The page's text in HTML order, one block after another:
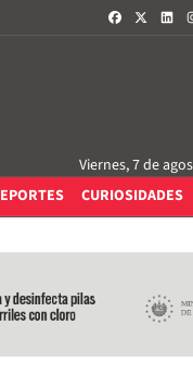
FACEBOOK
Viernes, 7 de
CURIOSIDADES